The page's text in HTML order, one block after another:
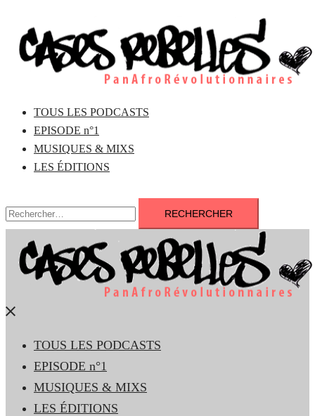
contenu
TOUS LES PODCASTS
EPISODE n°1
MUSIQUES & MIXS
LES ÉDITIONS
Rechercher :
Fermer
menu
TOUS LES PODCASTS
EPISODE n°1
MUSIQUES & MIXS
LES ÉDITIONS